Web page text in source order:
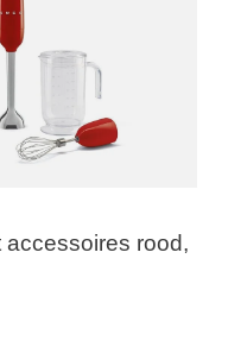
accessoires rood,